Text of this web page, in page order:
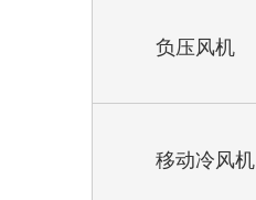
负压风机
移动冷风机